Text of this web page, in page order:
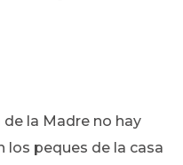
de la Madre no hay
los peques de la casa